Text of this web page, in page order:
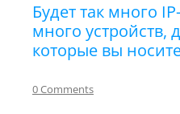
Будет так много
много устройств,
которые вы
0 Comments